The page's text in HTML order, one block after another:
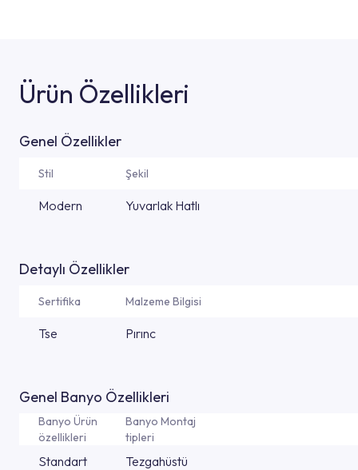
Ürün Özellikleri
Genel Özellikler
Stil Şekil
Modern Yuvarlak Hatlı
Detaylı Özellikler
Sertifika Malzeme Bilgisi
Tse Pırınc
Genel Banyo Özellikleri
Banyo Ürün
özellikleri
Banyo Montaj
tipleri
Standart Tezgahüstü